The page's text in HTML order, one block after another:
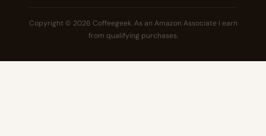
Copyright © 2026 Coffeegeek. As an Amazon Associate I earn
from qualifying purchases.